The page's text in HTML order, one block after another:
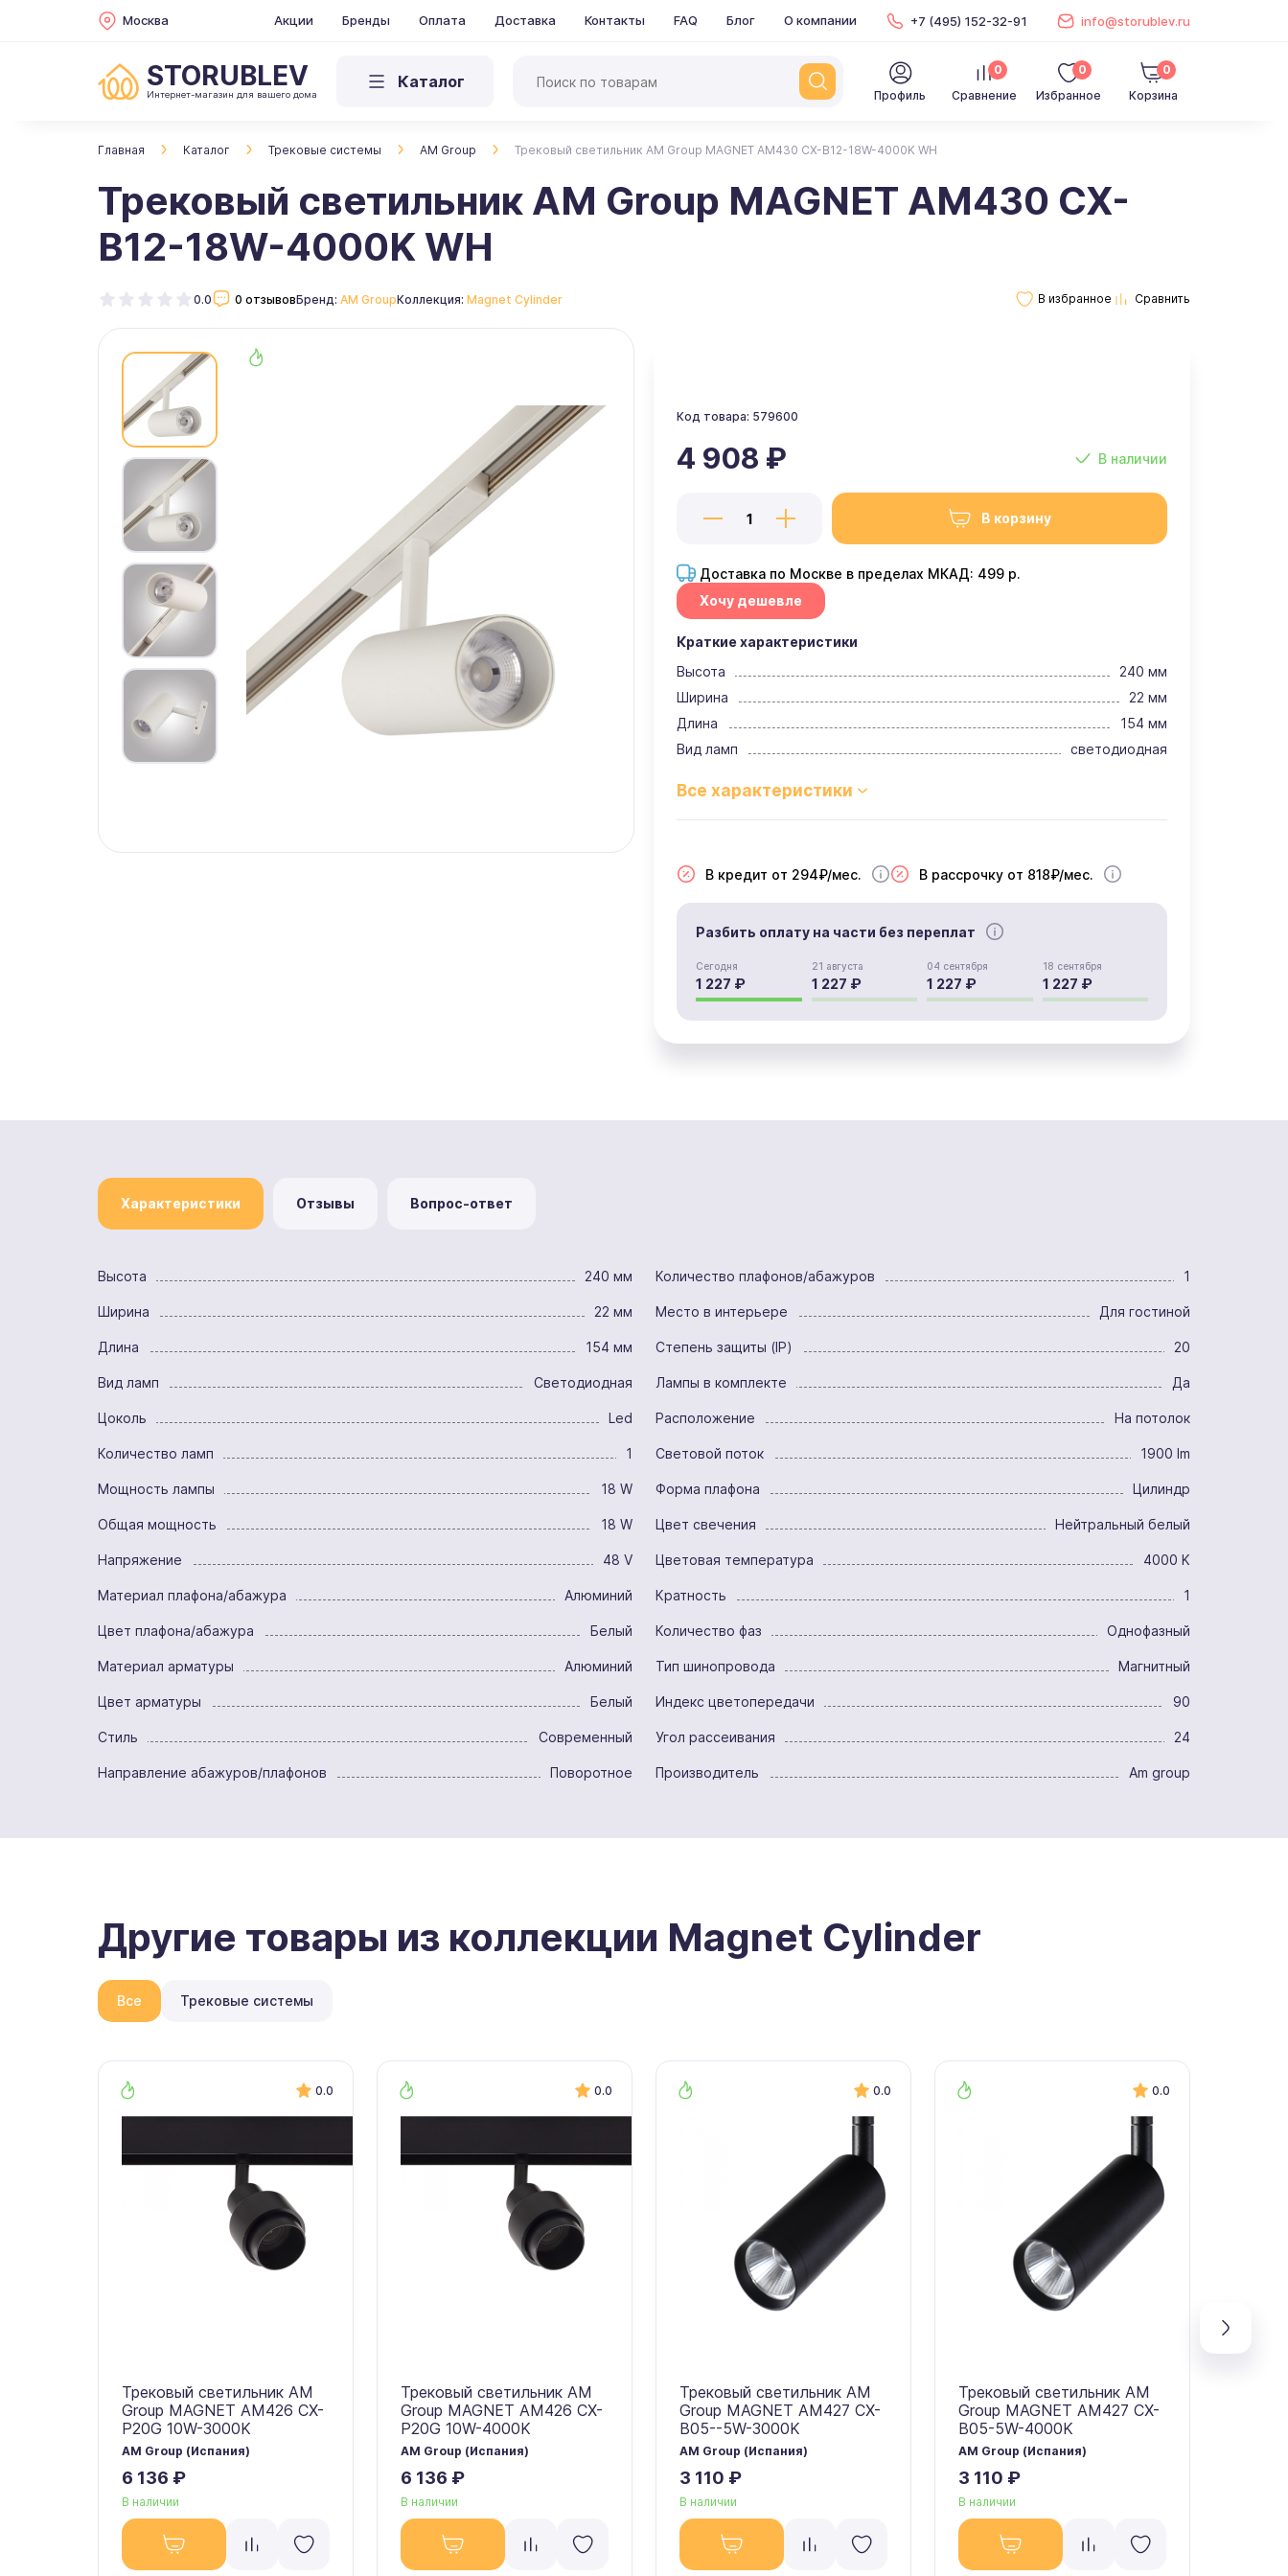
Москва Акции Бренды Оплата Доставка Контакты FAQ Блог О компании +7 (495) 152-32-91 info@storublev.ru
STORUBLEV
Интернет-магазин для вашего дома
Каталог
Профиль Сравнение
0
Избранное
0
Корзина
0
Главная Каталог Трековые системы AM Group Трековый светильник AM Group MAGNET AM430 CX-B12-18W-4000K WH
Трековый светильник AM Group MAGNET AM430 CX-
B12-18W-4000K WH
0.0 0 отзывовБренд: AM GroupКоллекция: Magnet Cylinder
Код товара: 579600
В наличии
4 908 ₽
В корзину
Доставка по Москве в пределах МКАД: 499 р.
Хочу дешевле
Краткие характеристики
Высота
240 мм
Ширина
22 мм
Длина
154 мм
Вид ламп
светодиодная
В кредит от 294₽/мес. В рассрочку от 818₽/мес.
Разбить оплату на части без переплат
Сегодня
1 227 ₽
21 августа
1 227 ₽
04 сентября
1 227 ₽
18 сентября
1 227 ₽
Характеристики Отзывы Вопрос-ответ
Высота 240 мм
Ширина 22 мм
Длина 154 мм
Вид ламп Светодиодная
Цоколь Led
Количество ламп 1
Мощность лампы 18 W
Общая мощность 18 W
Напряжение 48 V
Материал плафона/абажура Алюминий
Цвет плафона/абажура Белый
Материал арматуры Алюминий
Цвет арматуры Белый
Стиль Современный
Направление абажуров/плафонов Поворотное
Количество плафонов/абажуров 1
Место в интерьере Для гостиной
Степень защиты (IP) 20
Лампы в комплекте Да
Расположение На потолок
Световой поток 1900 lm
Форма плафона Цилиндр
Цвет свечения Нейтральный белый
Цветовая температура 4000 K
Кратность 1
Количество фаз Однофазный
Тип шинопровода Магнитный
Индекс цветопередачи 90
Угол рассеивания 24
Производитель Am group
Другие товары из коллекции Magnet Cylinder
Все Трековые системы
0.0
Трековый светильник AM
Group MAGNET AM426 CX-
P20G 10W-3000K
AM Group (Испания)
6 136 ₽
В наличии
0.0
Трековый светильник AM
Group MAGNET AM426 CX-
P20G 10W-4000K
AM Group (Испания)
6 136 ₽
В наличии
0.0
Трековый светильник AM
Group MAGNET AM427 CX-
B05--5W-3000K
AM Group (Испания)
3 110 ₽
В наличии
0.0
Трековый светильник AM
Group MAGNET AM427 CX-
B05-5W-4000K
AM Group (Испания)
3 110 ₽
В наличии